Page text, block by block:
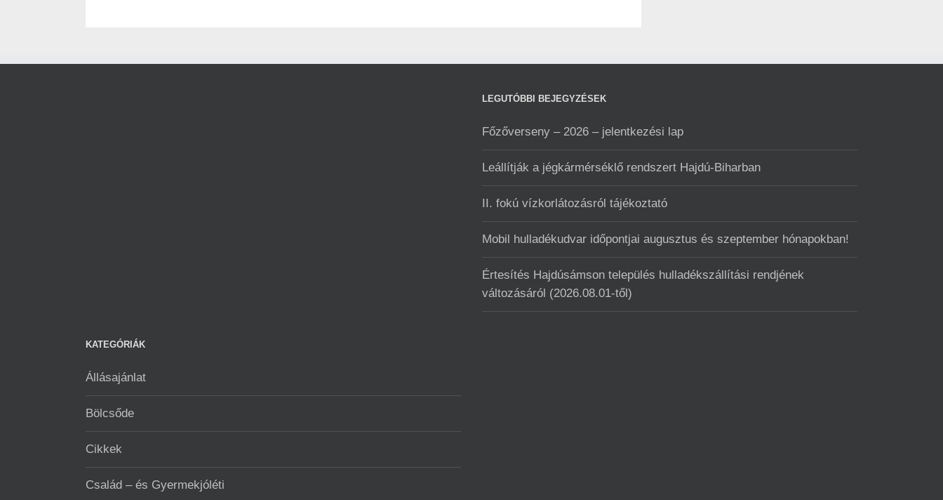
LEGUTÓBBI BEJEGYZÉSEK
Főzőverseny – 2026 – jelentkezési lap
Leállítják a jégkármérséklő rendszert Hajdú-Biharban
II. fokú vízkorlátozásról tájékoztató
Mobil hulladékudvar ️időpontjai augusztus és szeptember hónapokban!
Értesítés Hajdúsámson település hulladékszállítási rendjének
változásáról (2026.08.01-től)
KATEGÓRIÁK
Állásajánlat
Bölcsőde
Cikkek
Család – és Gyermekjóléti